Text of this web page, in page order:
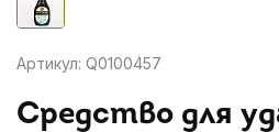
Артикул: Q0100457
Средство для